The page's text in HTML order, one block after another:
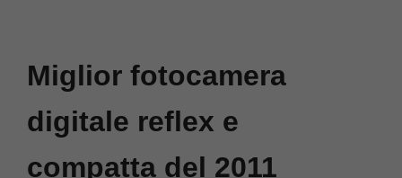
Miglior fotocamera
digitale reflex e
compatta del 2011